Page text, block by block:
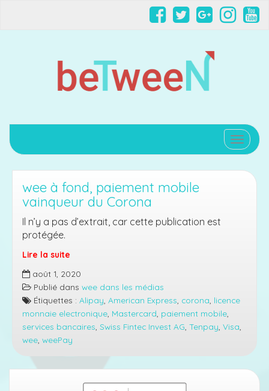
wee à fond, paiement mobile
vainqueur du Corona
Il n’y a pas d’extrait, car cette publication est
protégée.
Lire la suite
wee
à
fond,
paiement
mobile
vainqueur
du
août 1, 2020
Publié dans wee dans les médias
Étiquettes : Alipay American Express corona licence
monnaie electronique Mastercard paiement mobile
services bancaires Swiss Fintec Invest AG Tenpay Visa
wee weePay